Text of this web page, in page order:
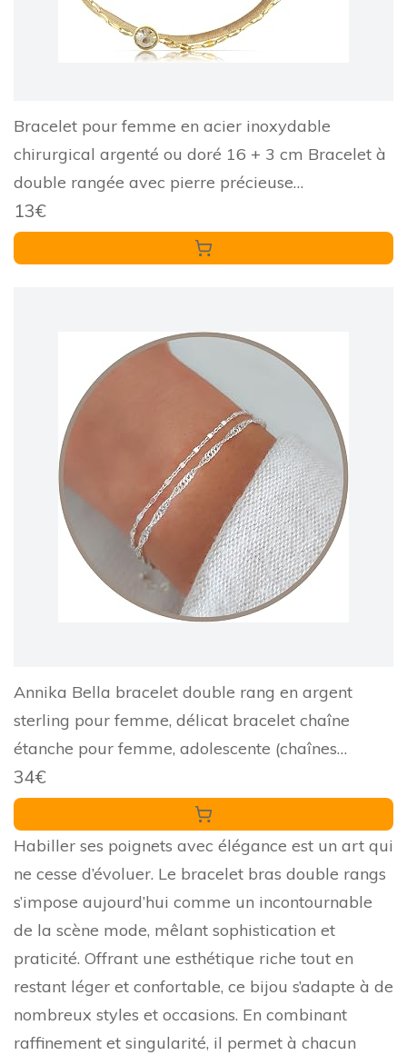
Bracelet pour femme en acier inoxydable
chirurgical argenté ou doré 16 + 3 cm Bracelet à
double rangée avec pierre précieuse
hypoallergénique étanche Cadeau pour femme
13€
Annika Bella bracelet double rang en argent
sterling pour femme, délicat bracelet chaîne
étanche pour femme, adolescente (chaînes
tourbillon et satellite)
34€
Habiller ses poignets avec élégance est un art qui
ne cesse d’évoluer. Le bracelet bras double rangs
s’impose aujourd’hui comme un incontournable
de la scène mode, mêlant sophistication et
praticité. Offrant une esthétique riche tout en
restant léger et confortable, ce bijou s’adapte à de
nombreux styles et occasions. En combinant
raffinement et singularité, il permet à chacun